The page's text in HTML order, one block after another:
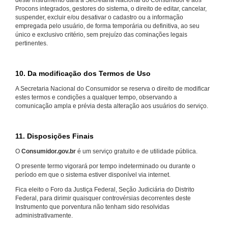
Procons integrados, gestores do sistema, o direito de editar, cancelar,
suspender, excluir e/ou desativar o cadastro ou a informação
empregada pelo usuário, de forma temporária ou definitiva, ao seu
único e exclusivo critério, sem prejuízo das cominações legais
pertinentes.
10. Da modificação dos Termos de Uso
A Secretaria Nacional do Consumidor se reserva o direito de modificar
estes termos e condições a qualquer tempo, observando a
comunicação ampla e prévia desta alteração aos usuários do serviço.
11. Disposições Finais
O Consumidor.gov.br é um serviço gratuito e de utilidade pública.
O presente termo vigorará por tempo indeterminado ou durante o
período em que o sistema estiver disponível via internet.
Fica eleito o Foro da Justiça Federal, Seção Judiciária do Distrito
Federal, para dirimir quaisquer controvérsias decorrentes deste
Instrumento que porventura não tenham sido resolvidas
administrativamente.